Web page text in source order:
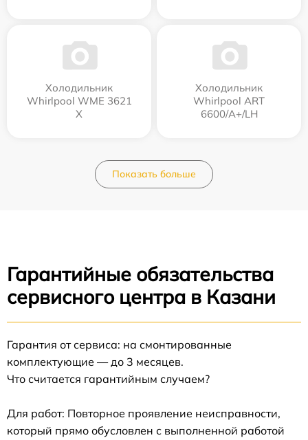
Холодильник
Whirlpool WME 3621
X
Холодильник
Whirlpool ART
6600/A+/LH
Показать больше
Гарантийные обязательства
сервисного центра в Казани
Гарантия от сервиса: на смонтированные
комплектующие — до 3 месяцев.
Что считается гарантийным случаем?
Для работ: Повторное проявление неисправности,
который прямо обусловлен с выполненной работой